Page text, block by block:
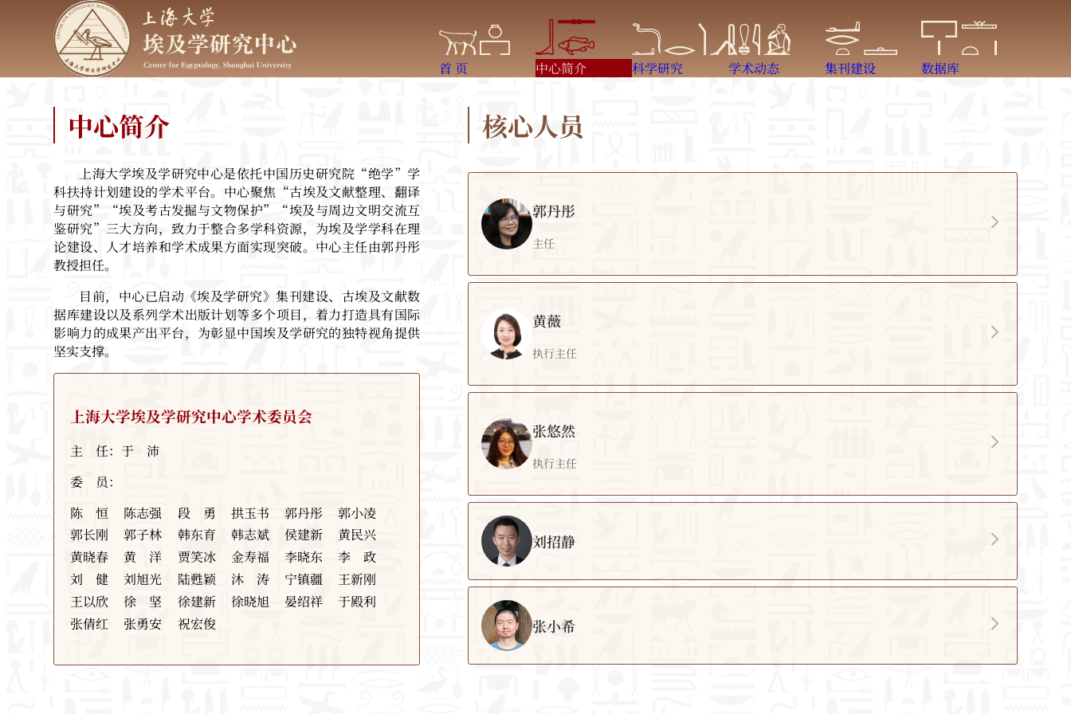
首 页 中心简介 科学研究 学术动态 集刊建设 数据库
中心简介
上海大学埃及学研究中心是依托中国历史研究院“绝学”学
科扶持计划建设的学术平台。中心聚焦“古埃及文献整理、翻译
与研究”“埃及考古发掘与文物保护”“埃及与周边文明交流互
鉴研究”三大方向，致力于整合多学科资源，为埃及学学科在理
论建设、人才培养和学术成果方面实现突破。中心主任由郭丹彤
教授担任。
目前，中心已启动《埃及学研究》集刊建设、古埃及文献数
据库建设以及系列学术出版计划等多个项目，着力打造具有国际
影响力的成果产出平台，为彰显中国埃及学研究的独特视角提供
坚实支撑。
上海大学埃及学研究中心学术委员会
主​ 任：于​ 沛
委​ 员：
陈恒
陈志强 段勇 拱玉书 郭丹彤
郭小凌
郭长刚
郭子林 韩东育 韩志斌 侯建新
黄民兴
黄晓春
黄洋 贾笑冰 金寿福 李晓东
李政
刘健
刘旭光 陆甦颖 沐涛 宁镇疆
王新刚
王以欣
徐坚 徐建新 徐晓旭 晏绍祥
于殿利
张倩红
张勇安 祝宏俊
核心人员
郭丹彤
主任
郭丹彤
为世界古代史、埃及学。国家社科基金重大招标项目首席专
国家哲学社会科学成果文库；获教育部第八届高校社会科学
等奖、第四届中国出版政府奖、第六届中华优秀出版物奖、
黄薇
执行主任
黄薇
（2011），上海大学文学院历史学系副教授。中国宗教学会
（SBL）国际年会“处境化圣经诠释研讨会”联合主席。研
文明等。合编书刊2部；在国内外研究刊物等发表论文10余
张悠然
执行主任
张悠然
上海大学历史学系讲师。北京大学历史学学士，北京大学—
外文化与物质交流史。主持国家社科基金青年项目1项。参与
书》（美术卷）第3版的编写工作，负责撰写“古埃及美术”
刘招静
刘招静
张小希